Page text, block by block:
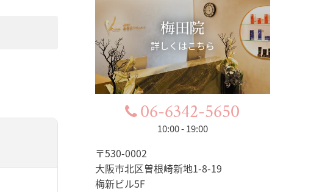
梅田院
詳しくはこちら
06-6342-5650
10:00 - 19:00
〒530-0002
大阪市北区曽根崎新地1-8-19
梅新ビル5F